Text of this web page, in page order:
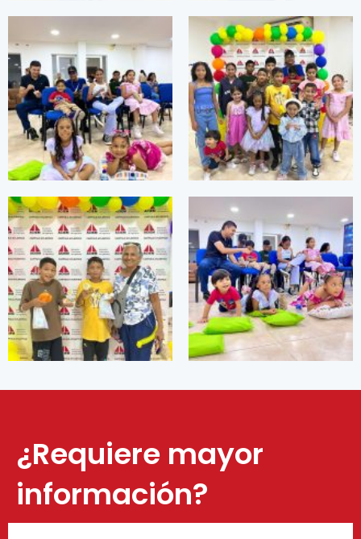
¿Requiere mayor
información?